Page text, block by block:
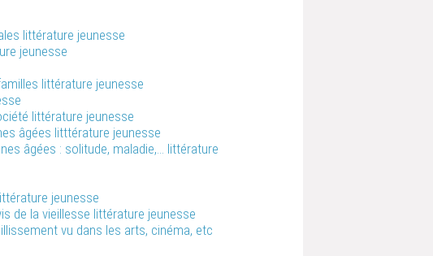
littérature jeunesse
jeunesse
littérature jeunesse
littérature jeunesse
âgées litttérature jeunesse
âgées : solitude, maladie,... littérature
jeunesse
de la vieillesse littérature jeunesse
vu dans les arts, cinéma, etc